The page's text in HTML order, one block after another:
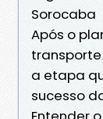
Sorocaba
Após o
a etapa
sucesso